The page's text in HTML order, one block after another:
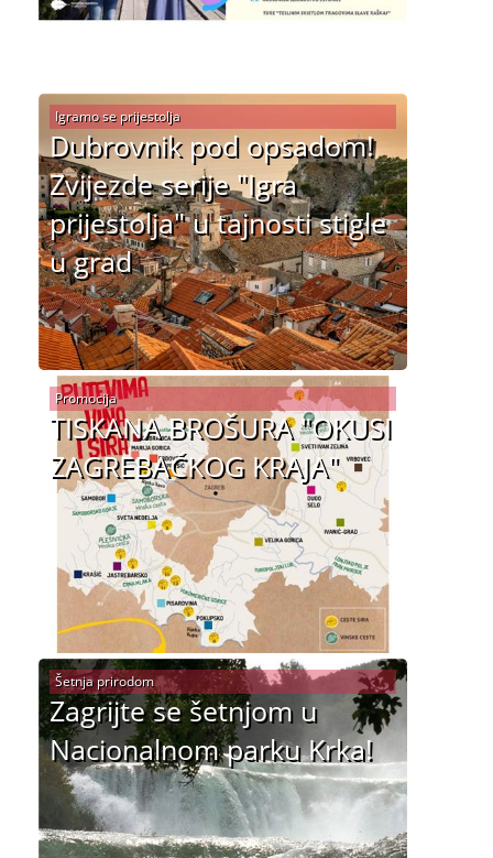
Dubrovnik pod opsadom!
Zvijezde serije "Igra
prijestolja" u tajnosti stigle
u grad
Igramo se prijestolja
TISKANA BROŠURA "OKUSI
ZAGREBAČKOG KRAJA"
Promocija
Zagrijte se šetnjom u
Nacionalnom parku Krka!
Šetnja prirodom